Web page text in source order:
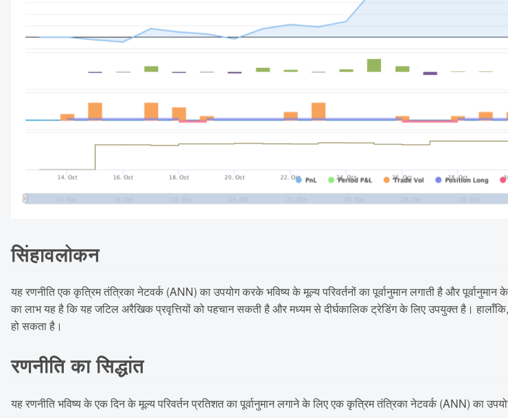
सिंहावलोकन
यह रणनीति एक कृत्रिम तंत्रिका नेटवर्क (ANN) का उपयोग करके भविष्य के मूल्य परिवर्तनों का पूर्वानुमान लगाती है और
का लाभ यह है कि यह जटिल अरैखिक प्रवृत्तियों को पहचान सकती है और मध्यम से दीर्घकालिक ट्रेडिंग के लिए उपयुक्त है।
हो सकता है।
रणनीति का सिद्धांत
यह रणनीति भविष्य के एक दिन के मूल्य परिवर्तन प्रतिशत का पूर्वानुमान लगाने के लिए एक कृत्रिम तंत्रिका नेटवर्क (ANN) का